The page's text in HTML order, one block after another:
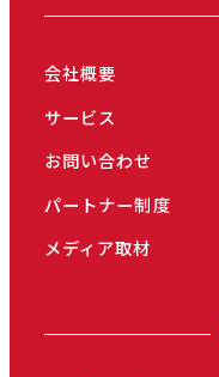
会社概要
サービス
お問い合わせ
パートナー制度
メディア取材